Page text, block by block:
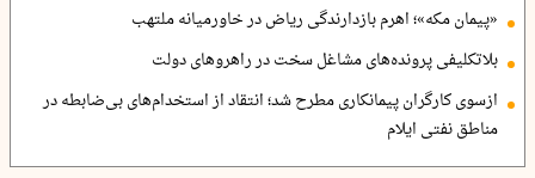
«پیمان مکه»؛ اهرم بازدارندگی ریاض در خاورمیانه ملتهب
بلاتکلیفی پرونده‌های مشاغل سخت در راهروهای دولت
ازسوی کارگران پیمانکاری مطرح شد؛ انتقاد از استخدام‌های بی‌ضابطه در
مناطق نفتی ایلام